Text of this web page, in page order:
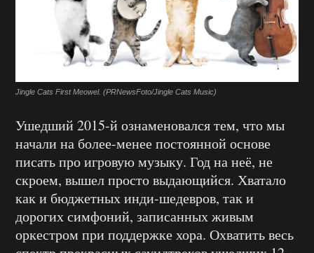
Jingle Cats First Meowel. (PRNewsFoto/Jingle Cats Music)
Ушедший 2015-й ознаменовался тем, что мы
начали на более-менее постоянной основе
писать про игровую музыку. Год на неё, не
скроем, вышел просто выдающийся. Хватало
как и бюджетных инди-шедевров, так и
дорогих симфоний, записанных живым
оркестром при поддержке хора. Охватить весь